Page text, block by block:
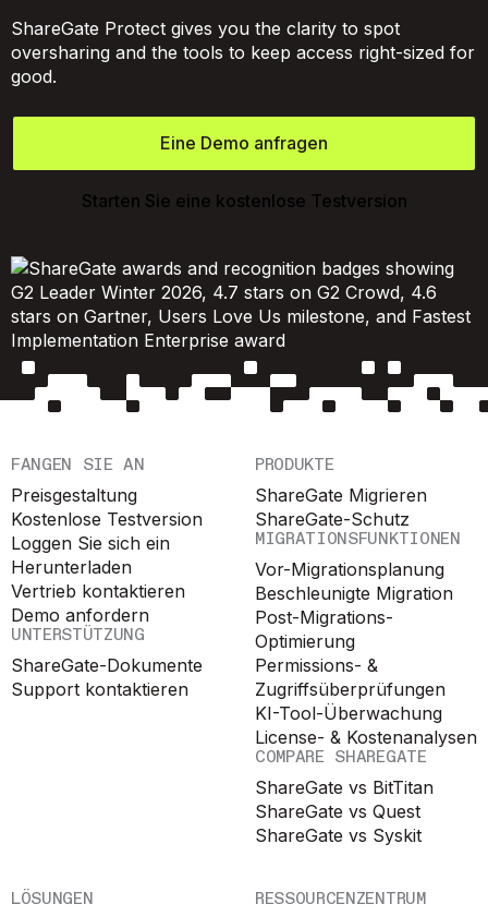
ShareGate Protect gives you the clarity to spot
oversharing and the tools to keep access right-sized for
good.
Eine Demo anfragen
Starten Sie eine kostenlose Testversion
FANGEN SIE AN
Preisgestaltung
Kostenlose Testversion
Loggen Sie sich ein
Herunterladen
Vertrieb kontaktieren
Demo anfordern
UNTERSTÜTZUNG
ShareGate-Dokumente
Support kontaktieren
PRODUKTE
ShareGate Migrieren
ShareGate-Schutz
MIGRATIONSFUNKTIONEN
Vor-Migrationsplanung
Beschleunigte Migration
Post-Migrations-
Optimierung
Permissions- &
Zugriffsüberprüfungen
KI-Tool-Überwachung
License- & Kostenanalysen
COMPARE SHAREGATE
ShareGate vs BitTitan
ShareGate vs Quest
ShareGate vs Syskit
LÖSUNGEN RESSOURCENZENTRUM